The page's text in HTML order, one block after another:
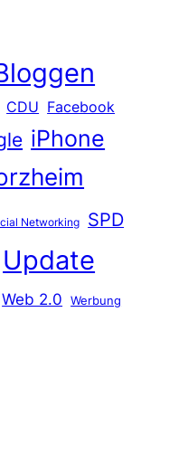
CDU Facebook
iPhone
Networking
SPD
Update
Web 2.0 Werbung